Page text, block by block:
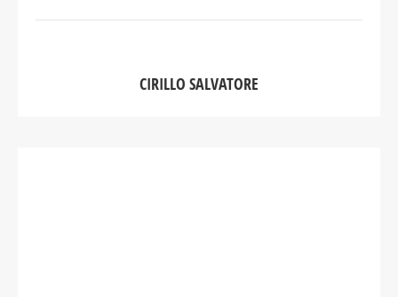
CIRILLO SALVATORE